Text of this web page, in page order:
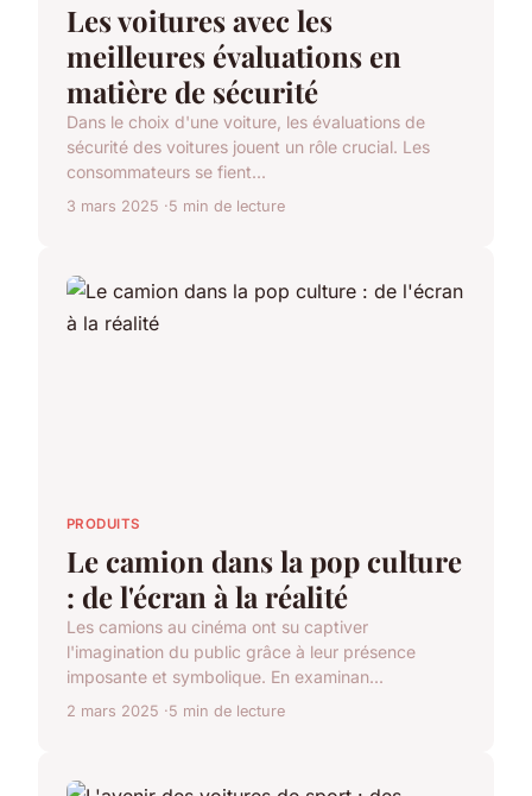
Les voitures avec les
meilleures évaluations en
matière de sécurité
Dans le choix d'une voiture, les évaluations de
sécurité des voitures jouent un rôle crucial. Les
consommateurs se fient...
3 mars 2025 5 min de lecture
PRODUITS
Le camion dans la pop culture
: de l'écran à la réalité
Les camions au cinéma ont su captiver
l'imagination du public grâce à leur présence
imposante et symbolique. En examinan...
2 mars 2025 5 min de lecture